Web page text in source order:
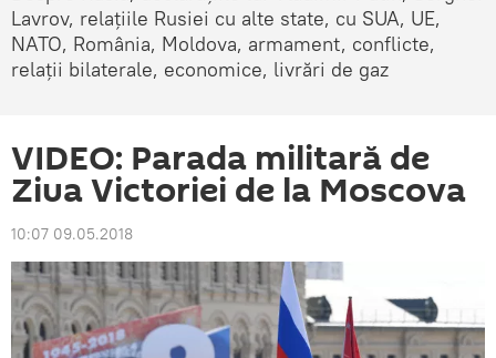
Lavrov, relațiile Rusiei cu alte state, cu SUA, UE,
NATO, România, Moldova, armament, conflicte,
relații bilaterale, economice, livrări de gaz
VIDEO: Parada militară de
Ziua Victoriei de la Moscova
10:07 09.05.2018